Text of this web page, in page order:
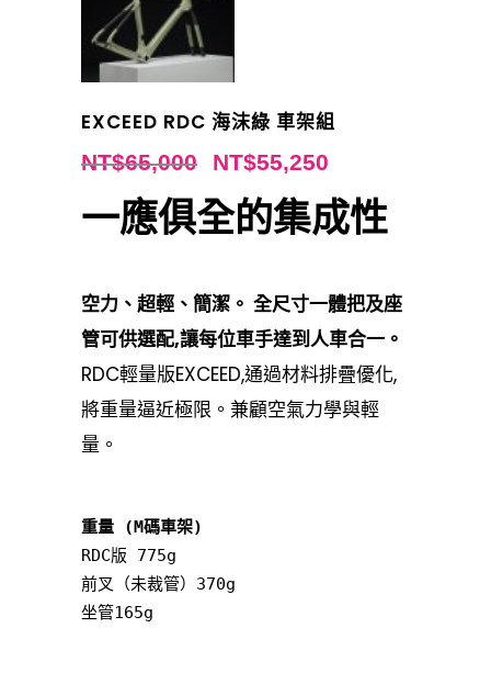
EXCEED RDC 海沫綠 車架組
NT$65,000 NT$55,250
一應俱全的集成性
空力、超輕、簡潔。 全尺寸一體把及座
管可供選配,讓每位車手達到人車合一。
RDC輕量版EXCEED,通過材料排疊優化,
將重量逼近極限。兼顧空氣力學與輕
量。
重量 (M碼車架)
RDC版 775g
前叉（未裁管）370g
坐管165g